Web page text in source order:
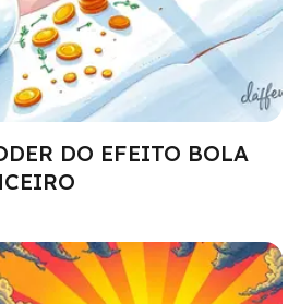
DO EFEITO BOLA